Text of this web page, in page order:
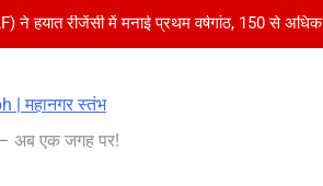
ने हयात रीजेंसी में मनाई प्रथम वर्षगांठ, 150 से अधिक
टी-20 वर्ल्ड कप का वार्म-अप मैच हारी:इंग्लैंड ने 5 रन से
फ्यूचर के बैनर तले डॉक्टरों और चार्टर्ड अकाउंटेंट्स के बीच
| महानगर
– अब एक जगह पर!